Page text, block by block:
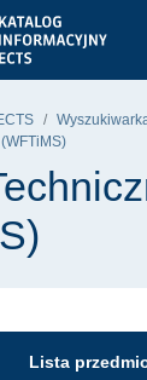
menu
-
Lista